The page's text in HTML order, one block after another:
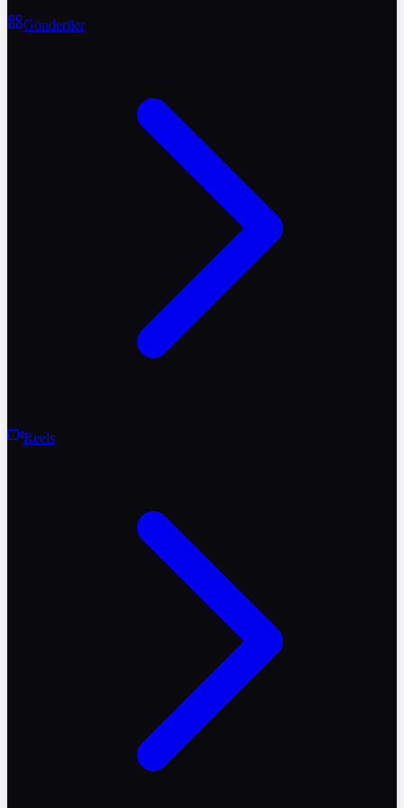
Gönderiler
Reels